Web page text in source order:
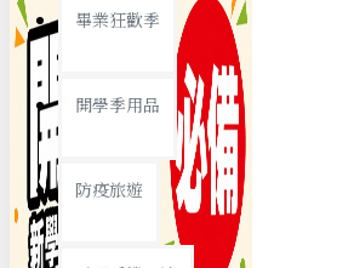
19元專區
39元專區
畢業狂歡季
開學季用品
防疫旅遊